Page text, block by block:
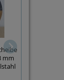
mm